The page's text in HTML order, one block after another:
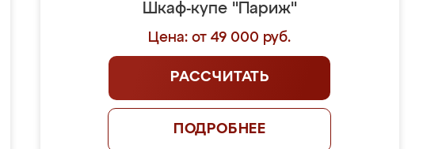
Шкаф-купе "Париж"
Цена: от 49 000 руб.
РАССЧИТАТЬ
ПОДРОБНЕЕ